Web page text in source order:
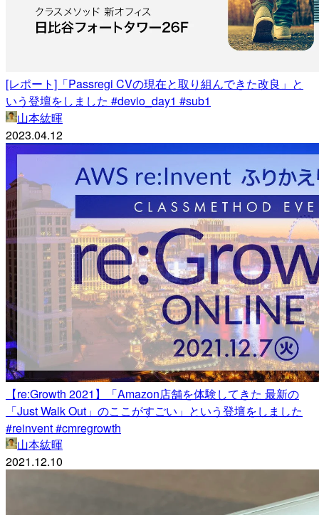
[レポート]「Passregi CVの現在と取り組んできた改良」と
いう登壇をしました #devio_day1 #sub1
山本紘暉
2023.04.12
【re:Growth 2021】「Amazon店舗を体験してきた 最新の
「Just Walk Out」のここがすごい」という登壇をしました
#reinvent #cmregrowth
山本紘暉
2021.12.10